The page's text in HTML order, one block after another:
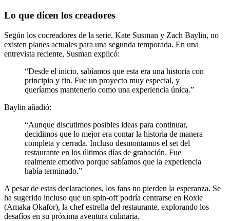
Lo que dicen los creadores
Según los cocreadores de la serie, Kate Susman y Zach Baylin, no
existen planes actuales para una segunda temporada. En una
entrevista reciente, Susman explicó:
“Desde el inicio, sabíamos que esta era una historia con
principio y fin. Fue un proyecto muy especial, y
queríamos mantenerlo como una experiencia única.”
Baylin añadió:
“Aunque discutimos posibles ideas para continuar,
decidimos que lo mejor era contar la historia de manera
completa y cerrada. Incluso desmontamos el set del
restaurante en los últimos días de grabación. Fue
realmente emotivo porque sabíamos que la experiencia
había terminado.”
A pesar de estas declaraciones, los fans no pierden la esperanza. Se
ha sugerido incluso que un spin-off podría centrarse en Roxie
(Amaka Okafor), la chef estrella del restaurante, explorando los
desafíos en su próxima aventura culinaria.